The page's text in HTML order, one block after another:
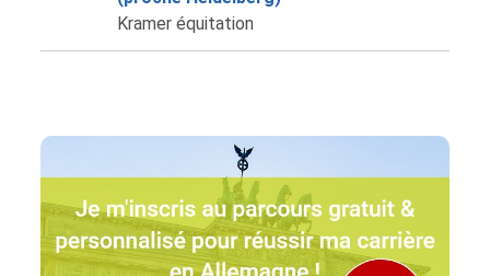
Kramer équitation